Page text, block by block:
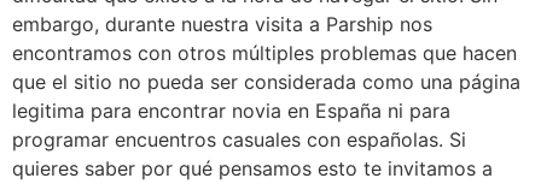
embargo, durante nuestra visita a Parship nos
encontramos con otros múltiples problemas que hacen
que el sitio no pueda ser considerada como una página
legitima para encontrar novia en España ni para
programar encuentros casuales con españolas. Si
quieres saber por qué pensamos esto te invitamos a